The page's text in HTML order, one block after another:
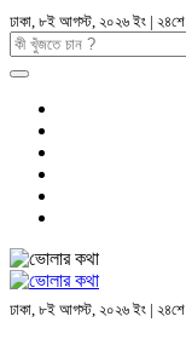
ঢাকা, ৮ই আগস্ট, ২০২৬ ইং | ২৪শে
ঢাকা, ৮ই আগস্ট, ২০২৬ ইং | ২৪শে